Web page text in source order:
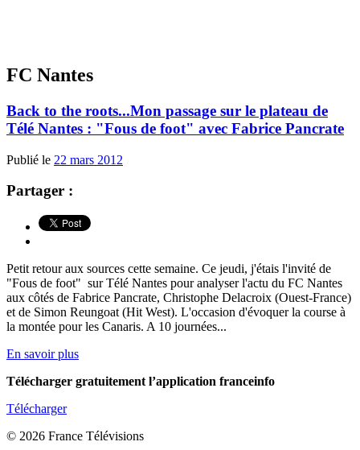
FC Nantes
Back to the roots...Mon passage sur le plateau de
Télé Nantes : "Fous de foot" avec Fabrice Pancrate
Publié le 22 mars 2012
Partager :
Petit retour aux sources cette semaine. Ce jeudi, j'étais l'invité de
"Fous de foot" sur Télé Nantes pour analyser l'actu du FC Nantes
aux côtés de Fabrice Pancrate, Christophe Delacroix (Ouest-France)
et de Simon Reungoat (Hit West). L'occasion d'évoquer la course à
la montée pour les Canaris. A 10 journées...
En savoir plus
Télécharger gratuitement l’application franceinfo
Télécharger
© 2026 France Télévisions